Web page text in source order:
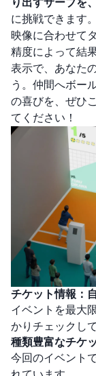
り出すサーブを
に挑戦できます。
映像に合わせて
精度によって結
表示で、あなた
う。仲間へボー
の喜びを、ぜひ
てください！
チケット情報：
イベントを最大
かりチェックし
種類豊富なチケ
今回のイベント